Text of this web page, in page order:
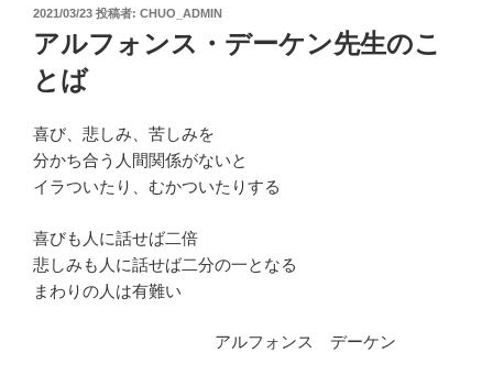
投
稿
日:
2021/03/23 投稿者: CHUO_ADMIN
アルフォンス・デーケン先生のこ
とば
喜び、悲しみ、苦しみを
分かち合う人間関係がないと
イラついたり、むかついたりする
喜びも人に話せば二倍
悲しみも人に話せば二分の一となる
まわりの人は有難い
アルフォンス デーケン